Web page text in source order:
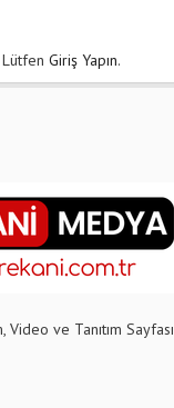
Giriş Yapın.
ve Tanıtım Sayfası